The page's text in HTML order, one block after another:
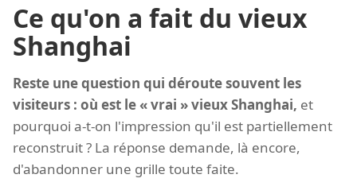
Ce qu'on a fait du vieux
Shanghai
Reste une question qui déroute souvent les
visiteurs : où est le « vrai » vieux Shanghai, et
pourquoi a-t-on l'impression qu'il est partiellement
reconstruit ? La réponse demande, là encore,
d'abandonner une grille toute faite.